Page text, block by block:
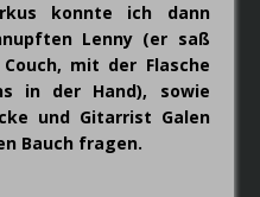
konnte ich dann
Lenny (er saß
mit der Flasche
in der Hand), sowie
und Gitarrist Galen
Bauch fragen.